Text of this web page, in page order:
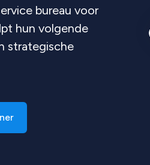
bureau voor
hun volgende
strategische